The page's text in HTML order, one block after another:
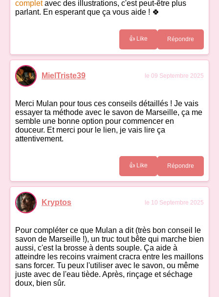
completavec des illustrations, c'est peut-être plus
parlant. En esperant que ça vous aide ! 🍀
👍 Like Répondre
MielTriste39 le 09 Septembre 2025
Merci Mulan pour tous ces conseils détaillés ! Je vais
essayer ta méthode avec le savon de Marseille, ça me
semble une bonne option pour commencer en
douceur. Et merci pour le lien, je vais lire ça
attentivement.
👍 Like Répondre
Kryptos le 10 Septembre 2025
Pour compléter ce que Mulan a dit (très bon conseil le
savon de Marseille !), un truc tout bête qui marche bien
aussi, c'est la brosse à dents souple. Ça aide à
atteindre les recoins vraiment cracra entre les maillons
sans forcer. Tu peux l'utiliser avec le savon, ou même
juste avec de l'eau tiède. Après, rinçage et séchage
doux, bien sûr.